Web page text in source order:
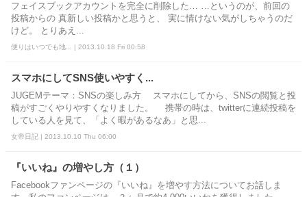
フェイスブックアカウントを完全に削除した… …というのが、前回の
投稿からの 真新しい投稿かと思うと、 実に情けない気がしちゃうのだ
けど。 とりあえ...
便りはいつでも地... | 2013.10.18 Fri 00:58
スマホにしてSNS使いやすく...
JUGEMテーマ：SNSの楽しみ方 スマホにしてから、SNSの閲覧と投
稿がすごくやりやすくなりました。 携帯の時は、twitterに連続投稿を
している人を見て、「よく暇があるなあ」と思...
女帝日記 | 2013.10.10 Thu 06:00
『いいね』の増やし方（１）
Facebookファンページの『いいね』を増やす方法についてお話しま